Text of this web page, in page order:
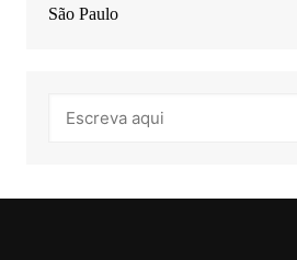
São Paulo